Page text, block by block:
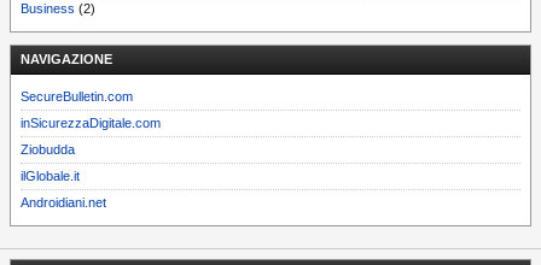
Business (2)
NAVIGAZIONE
SecureBulletin.com
inSicurezzaDigitale.com
Ziobudda
ilGlobale.it
Androidiani.net